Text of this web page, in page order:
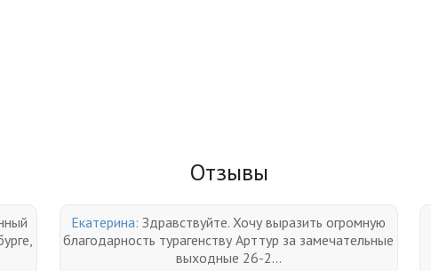
Отзывы
Екатерина:Здравствуйте. Хочу выразить огромную
благодарность турагенству Арттур за замечательные
выходные 26-2...